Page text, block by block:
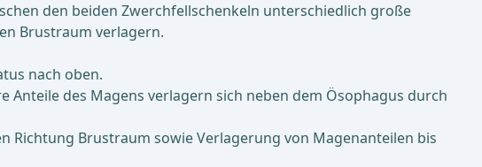
den beiden Zwerchfellschenkeln unterschiedlich große
Brustraum verlagern.
nach oben.
des Magens verlagern sich neben dem Ösophagus durch
Richtung Brustraum sowie Verlagerung von Magenanteilen bis